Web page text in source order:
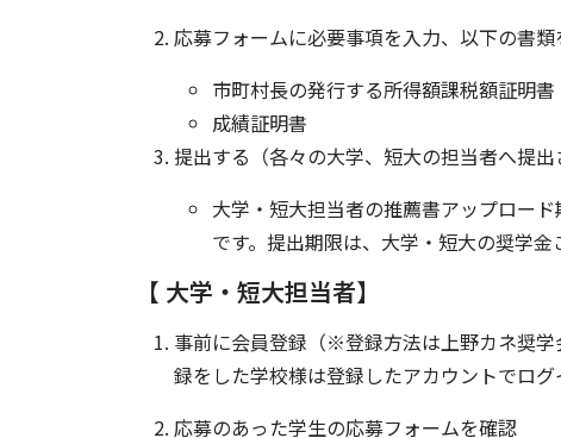
応募フォームに必要事項を入力、以下の書
市町村長の発行する所得額課税額証明書
成績証明書
提出する（各々の大学、短大の担当者へ提出
大学・短大担当者の推薦書アップロード
です。提出期限は、大学・短大の奨学金
【 大学・短大担当者】
事前に会員登録（※登録方法は上野カネ奨
録をした学校様は登録したアカウントでログ
応募のあった学生の応募フォームを確認